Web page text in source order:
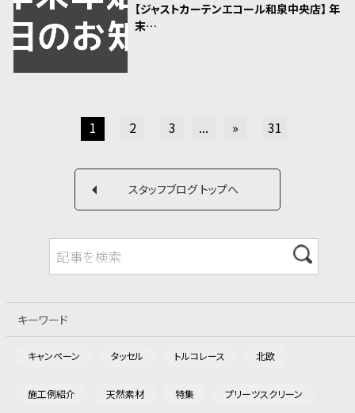
【ジャストカーテンエコール和泉中央店】 年
末…
1 2 3 ... » 31
スタッフブログ トップへ
キーワード
キャンペーン タッセル トルコレース 北欧
施工例紹介 天然素材 特集 プリーツスクリーン